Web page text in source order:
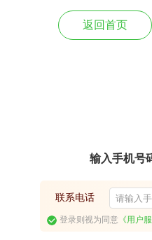
返回首页
输入手机号
联系电话
登录则视为同意《用户服